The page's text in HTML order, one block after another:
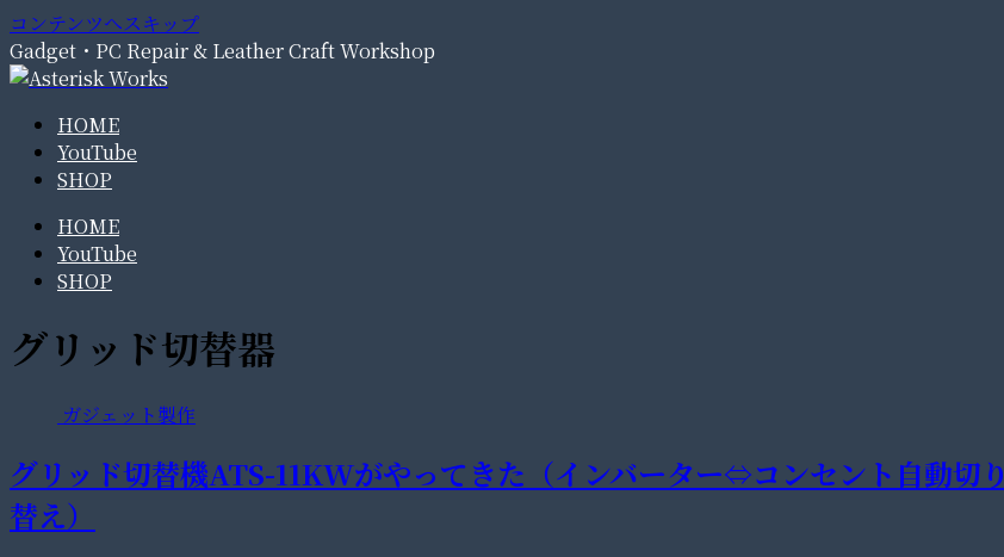
コンテンツへスキップ
Gadget・PC Repair & Leather Craft Workshop
HOME
YouTube
SHOP
HOME
YouTube
SHOP
グリッド切替器
ガジェット製作
グリッド切替機ATS-11KWがやってきた（インバーター⇔コンセント自動切り
替え）